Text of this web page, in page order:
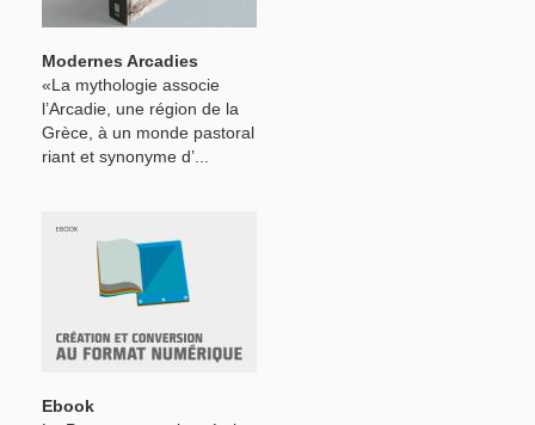
Modernes Arcadies
«La mythologie associe
l’Arcadie, une région de la
Grèce, à un monde pastoral
riant et synonyme d’...
Ebook